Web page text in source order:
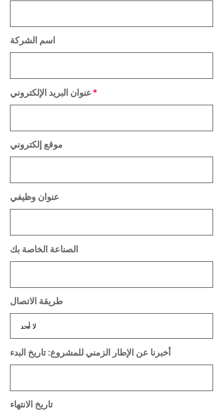
اسم الشركة
عنوان البريد الإلكتروني
موقع إلكتروني
عنوان وظيفي
الصناعة الخاصة بك
طريقة الاتصال
أخبرنا عن الإطار الزمني للمشروع: تاريخ البدء
تاريخ الانتهاء